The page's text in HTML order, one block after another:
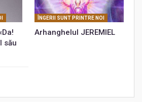
său
ÎNGERII SUNT PRINTRE NOI
Arhanghelul JEREMIEL